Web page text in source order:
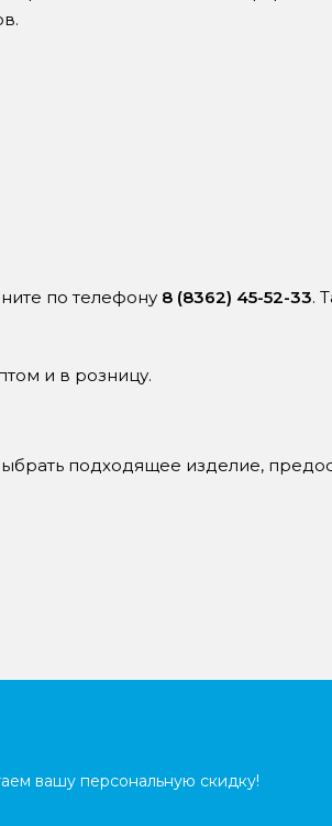
по телефону 8 (8362) 45-52-33.
и в розницу.
подходящее изделие,
вашу персональную скидку!